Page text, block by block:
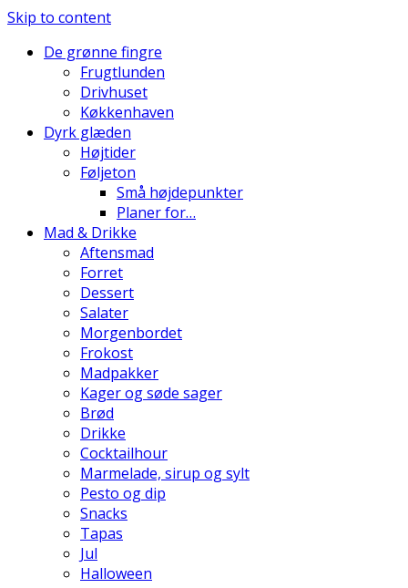
Skip to content
De grønne fingre
Frugtlunden
Drivhuset
Køkkenhaven
Dyrk glæden
Højtider
Føljeton
Små højdepunkter
Planer for…
Mad & Drikke
Aftensmad
Forret
Dessert
Salater
Morgenbordet
Frokost
Madpakker
Kager og søde sager
Brød
Drikke
Cocktailhour
Marmelade, sirup og sylt
Pesto og dip
Snacks
Tapas
Jul
Halloween